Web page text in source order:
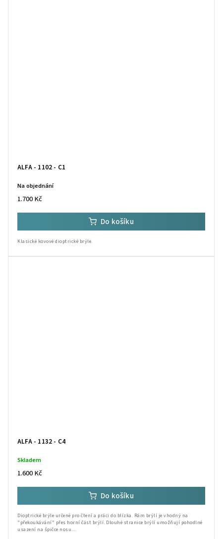
ALFA - 1102 - C1
Na objednání
1.700 Kč
Do košíku
ALFA - 1132 - C4
Skladem
1.600 Kč
Do košíku
Dioptrické brýle určené pro čtení a práci do blízka. Rám brýlí je vhodný na
"překoukávání" přes horní část brýlí. Dlouhé stranice brýlí umožňují pohodlné
usazení na špičce nosu....